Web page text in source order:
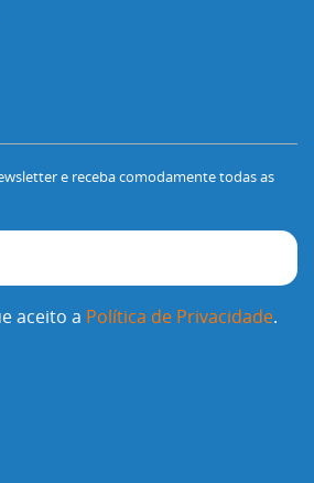
e receba comodamente todas as
aceito a Política de Privacidade.